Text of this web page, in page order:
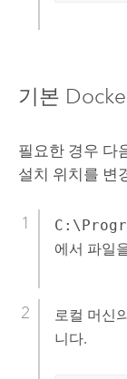
기본
필요한 경우 다
설치 위치를 변
에서 파일
로컬 머신
니다.